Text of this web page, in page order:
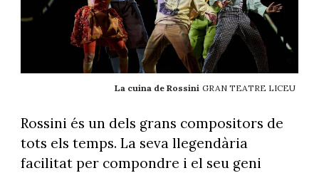
La cuina de Rossini GRAN TEATRE LICEU
Rossini és un dels grans compositors de
tots els temps. La seva llegendària
facilitat per compondre i el seu geni